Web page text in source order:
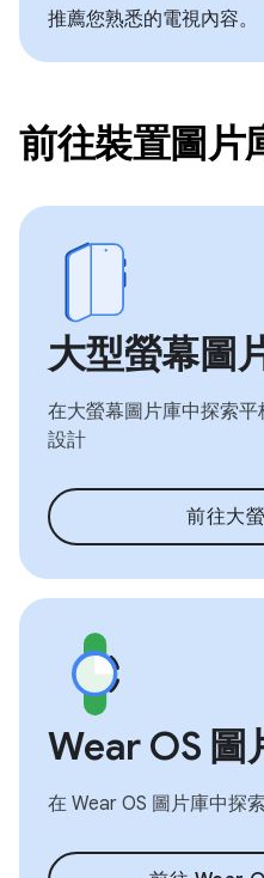
推薦您熟悉的電視內容。
前往裝置圖片
大型螢幕圖
在大螢幕圖片庫中探索
設計
前往大
Wear OS 圖
在 Wear OS 圖片庫中探